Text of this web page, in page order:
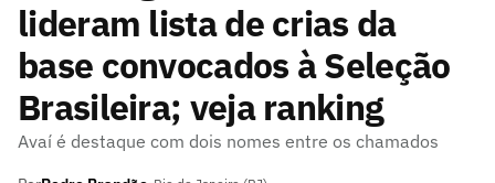
lideram lista de crias da
base convocados à Seleção
Brasileira; veja ranking
Avaí é destaque com dois nomes entre os chamados